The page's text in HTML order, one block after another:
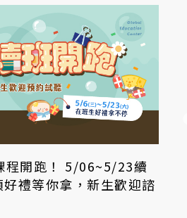
程開跑！ 5/06~5/23續
禮等你拿，新生歡迎諮